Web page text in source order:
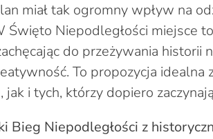
miał tak ogromny wpływ na
Święto Niepodległości miejsce
do przeżywania historii
To propozycja idealna
jak i tych, którzy dopiero
Bieg Niepodległości z